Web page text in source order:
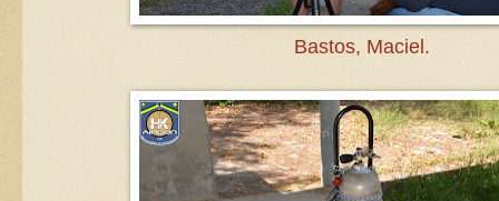
Bastos, Maciel.